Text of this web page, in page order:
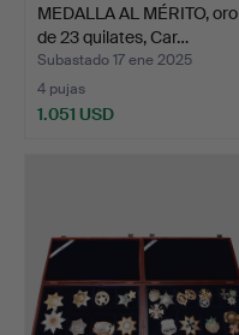
MEDALLA AL MÉRITO, oro
de 23 quilates, Car…
Subastado 17 ene 2025
4 pujas
1.051 USD